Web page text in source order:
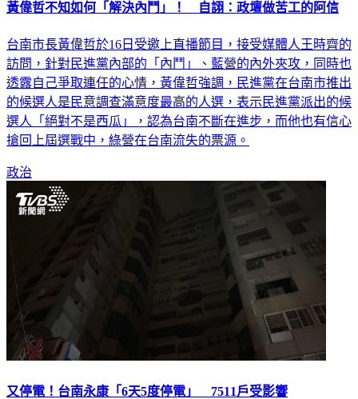
黃偉哲不知如何「解決內鬥」！ 自詡：政壇做苦工的阿信
台南市長黃偉哲於16日受邀上直播節目，接受媒體人王時齊的
訪問，針對民進黨內部的「內鬥」、藍營的內外夾攻，同時也
透露自己爭取連任的心情，黃偉哲強調，民進黨在台南市推出
的候選人是民意調查滿意度最高的人選，表示民進黨派出的候
選人「絕對不是西瓜」，認為台南不斷在進步，而他也有信心
搶回上屆選戰中，綠營在台南流失的票源。
政治
又停電！台南永康「6天5度停電」 7511戶受影響